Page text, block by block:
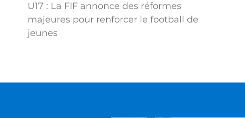
U17 : La FIF annonce des réformes
majeures pour renforcer le football de
jeunes